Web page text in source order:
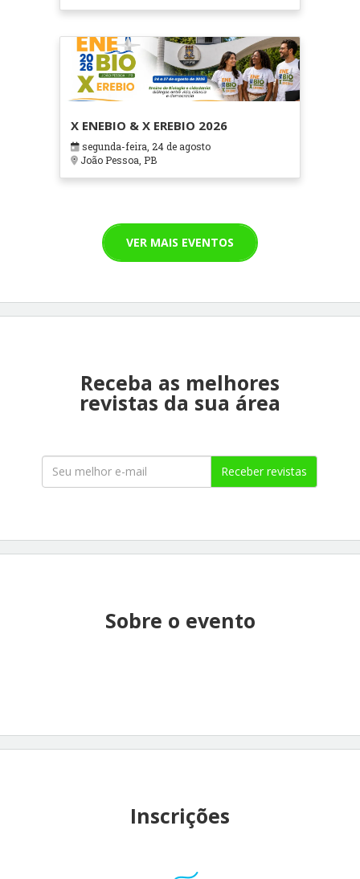
X ENEBIO & X EREBIO 2026
segunda-feira, 24 de agosto
João Pessoa, PB
VER MAIS EVENTOS
Receba as melhores
revistas da sua área
Receber revistas
Sobre o evento
Inscrições